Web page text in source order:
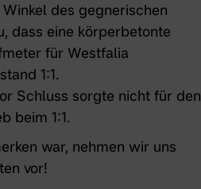
des gegnerischen
dass eine körperbetonte
für Westfalia
1:1.
Schluss sorgte nicht für den
beim 1:1.
war, nehmen wir uns
vor!